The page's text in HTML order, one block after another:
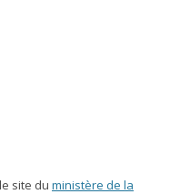
site du ministère de la